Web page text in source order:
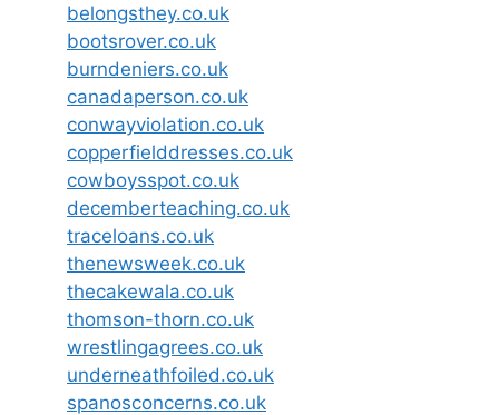
belongsthey.co.uk
bootsrover.co.uk
burndeniers.co.uk
canadaperson.co.uk
conwayviolation.co.uk
copperfielddresses.co.uk
cowboysspot.co.uk
decemberteaching.co.uk
traceloans.co.uk
thenewsweek.co.uk
thecakewala.co.uk
thomson-thorn.co.uk
wrestlingagrees.co.uk
underneathfoiled.co.uk
spanosconcerns.co.uk